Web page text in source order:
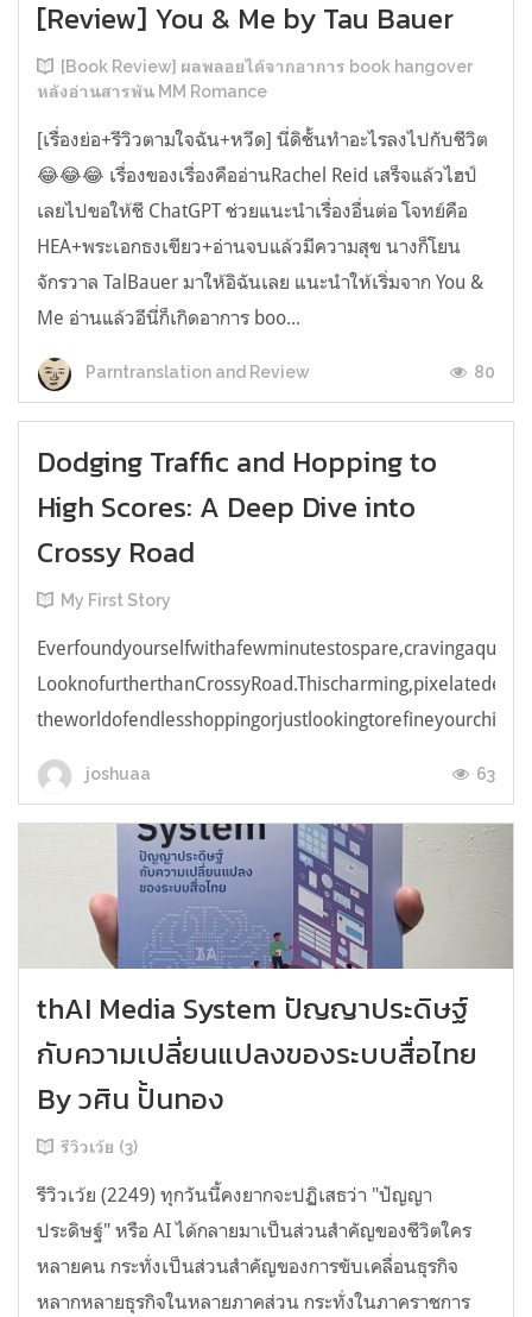
[Review] You & Me by Tau Bauer
[Book Review] ผลพลอยได้จากอาการ book hangover
หลังอ่านสารพัน MM Romance
[เรื่องย่อ+รีวิวตามใจฉัน+หวีด] นี่ดิชั้นทำอะไรลงไปกับชีวิต
😂😂😂 เรื่องของเรื่องคืออ่านRachel Reid เสร็จแล้วไฮป์
เลยไปขอให้ชี ChatGPT ช่วยแนะนำเรื่องอื่นต่อ โจทย์คือ
HEA+พระเอกธงเขียว+อ่านจบแล้วมีความสุข นางก็โยน
จักรวาล TalBauer มาให้อิฉันเลย แนะนำให้เริ่มจาก You &
Me อ่านแล้วอีนี่ก็เกิดอาการ boo...
Parntranslation and Review 80
Dodging Traffic and Hopping to
High Scores: A Deep Dive into
Crossy Road
My First Story
joshuaa 63
thAI Media System ปัญญาประดิษฐ์
กับความเปลี่ยนแปลงของระบบสื่อไทย
By วศิน ปั้นทอง
รีวิวเว้ย (3)
รีวิวเว้ย (2249) ทุกวันนี้คงยากจะปฏิเสธว่า "ปัญญา
ประดิษฐ์" หรือ AI ได้กลายมาเป็นส่วนสำคัญของชีวิตใคร
หลายคน กระทั่งเป็นส่วนสำคัญของการขับเคลื่อนธุรกิจ
หลากหลายธุรกิจในหลายภาคส่วน กระทั่งในภาคราชการ